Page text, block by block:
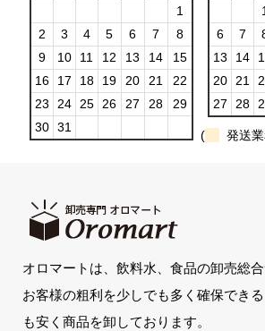
1
2
3 4 5 6 7
8
9
10 11 12 13 14
15
16
17 18 19 20 21
22
23
24 25 26 27 28
29
30 31
1
6
7
13
14
20
21
27
28
( 発送
オロマートは、飲料水、食品の卸売総合
お客様の粗利を少しでも多く確保でき
も安く商品を卸しております。